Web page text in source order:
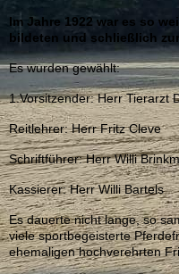
Im Jahre 1922 war es so
bildeten und schließlich
Es wurden gewählt:
1.Vorsitzender: Herr Tierarzt
Reitlehrer: Herr Fritz Cleve
Schriftführer: Herr Willi
Kassierer: Herr Willi Bartels
Es dauerte nicht lange, so
viele sportbegeisterte
ehemaligen hochverehrten